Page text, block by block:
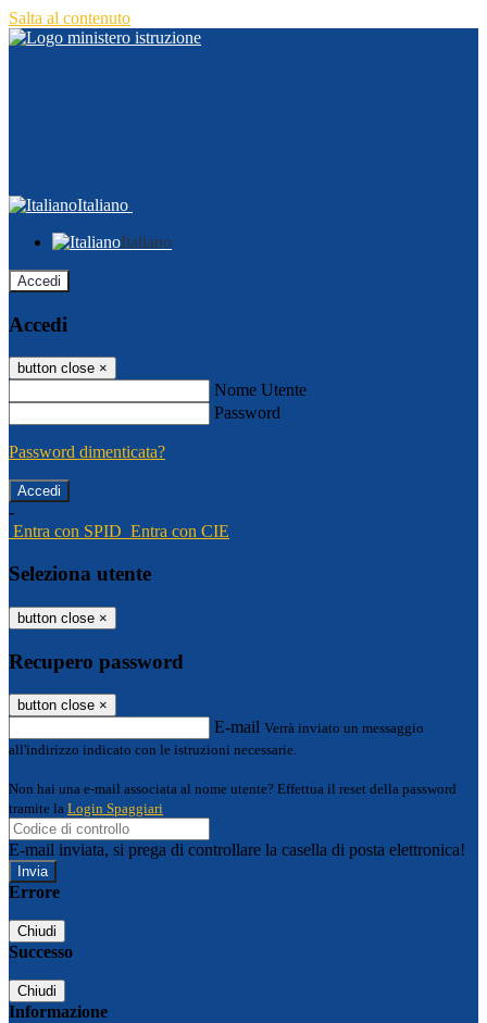
Salta al contenuto
Italiano
Italiano
Accedi
Accedi
button close ×
Nome Utente
Password
Password dimenticata?
-
Entra con SPID Entra con CIE
Seleziona utente
button close ×
Recupero password
button close ×
E-mail Verrà inviato un messaggio
all'indirizzo indicato con le istruzioni necessarie.
Non hai una e-mail associata al nome utente? Effettua il reset della password
tramite la Login Spaggiari
E-mail inviata, si prega di controllare la casella di posta elettronica!
Errore
Chiudi
Successo
Chiudi
Informazione